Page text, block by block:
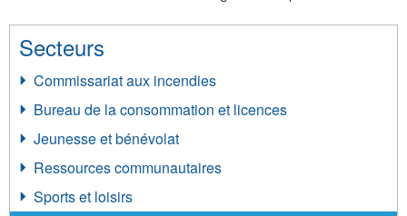
Secteurs
Commissariat aux incendies
Bureau de la consommation et licences
Jeunesse et bénévolat
Ressources communautaires
Sports et loisirs